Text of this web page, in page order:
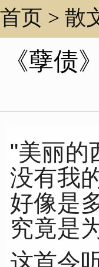
首页 > 散
《孽债
"美丽的
没有我
好像是
究竟是